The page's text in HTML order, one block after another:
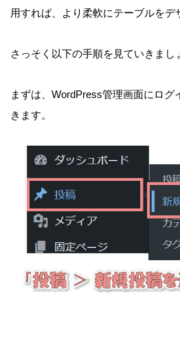
用すれば、より柔軟にテーブルをデ
さっそく以下の手順を見ていきまし
まずは、WordPress管理画面にログ
きます。